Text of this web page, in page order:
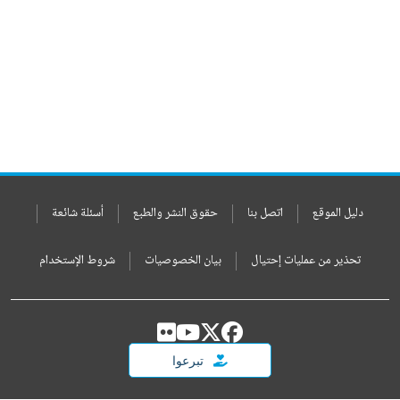
دليل الموقع اتصل بنا حقوق النشر والطبع أسئلة شائعة
تحذير من عمليات إحتيال بيان الخصوصيات شروط الإستخدام
تبرعوا